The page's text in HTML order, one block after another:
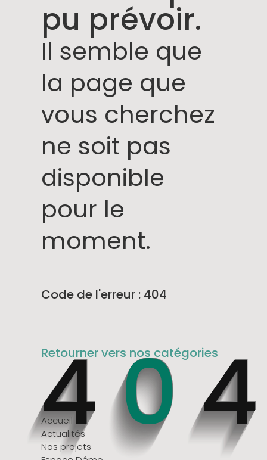
pu prévoir.
Il semble que
la page que
vous cherchez
ne soit pas
disponible
pour le
moment.
Code de l'erreur : 404
Retourner vers nos catégories
40
Accueil
Actualités
Nos projets